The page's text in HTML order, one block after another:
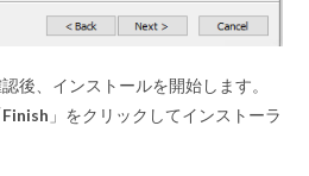
後、インストールを開始します。
Finish 」をクリックしてインストーラ